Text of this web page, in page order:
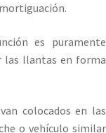
es puramente
las llantas en forma
colocados en las
o vehículo similar